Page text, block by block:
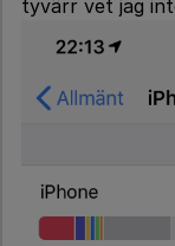
tyvärr vet jag